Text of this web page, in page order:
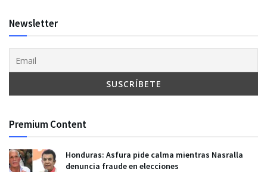
Newsletter
Premium Content
Honduras: Asfura pide calma mientras Nasralla
denuncia fraude en elecciones